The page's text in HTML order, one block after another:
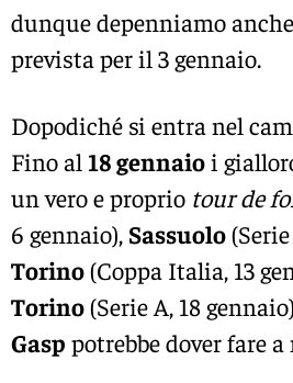
dunque depenniamo anche
prevista per il 3 gennaio.
Dopodiché si entra nel
Fino al 18 gennaioi
un vero e proprio tour de
6 gennaio), Sassuolo
Torino(Coppa Italia, 13
Torino(Serie A, 18
Gasp potrebbe dover fare